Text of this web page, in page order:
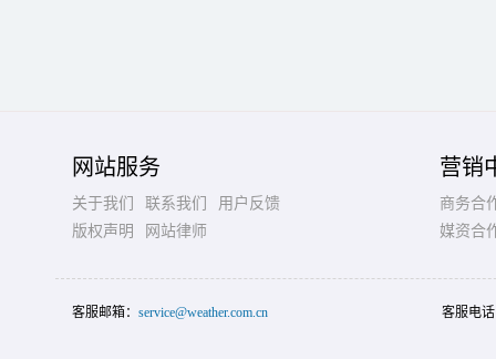
网站服务
关于我们 联系我们
用户反馈
版权声明
网站律师
营销
商务合
媒资合
客服邮箱： service@weather.com.cn 客服电